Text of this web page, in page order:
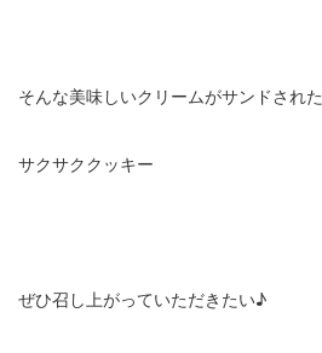
そんな美味しいクリームがサンドされた
サクサククッキー
ぜひ召し上がっていただきたい♪